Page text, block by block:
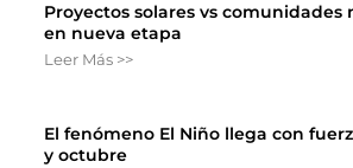
Proyectos solares vs comunidades
en nueva etapa
Leer Más >>
El fenómeno El Niño llega con
y octubre